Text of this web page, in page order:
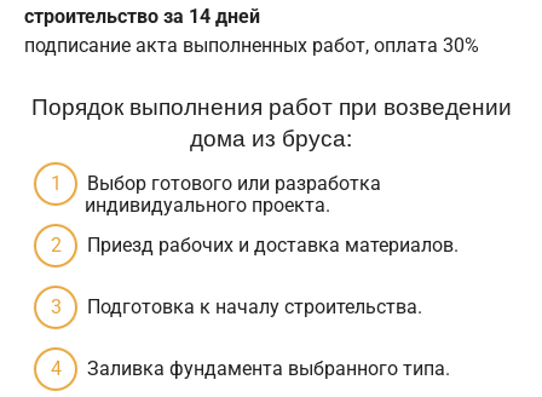
строительство за 14 дней
подписание акта выполненных работ, оплата 30%
Порядок выполнения работ при возведении
дома из бруса:
Выбор готового или разработка
индивидуального проекта.
Приезд рабочих и доставка материалов.
Подготовка к началу строительства.
Заливка фундамента выбранного типа.